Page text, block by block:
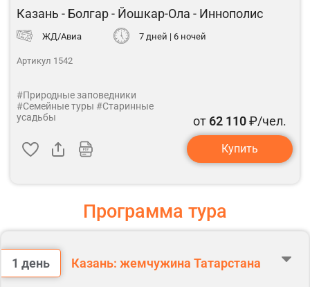
Казань - Болгар - Йошкар-Ола - Иннополис
ЖД/Авиа 7 дней | 6 ночей
Артикул 1542
#Природные заповедники
#Семейные туры #Старинные
усадьбы
от 62 110₽/чел.
Купить
Программа тура
1 день Казань: жемчужина Татарстана